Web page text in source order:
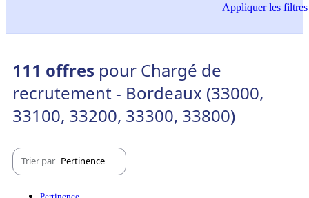
Appliquerles filtres
111 offres pour Chargé de
recrutement - Bordeaux (33000,
33100, 33200, 33300, 33800)
Trier par Pertinence